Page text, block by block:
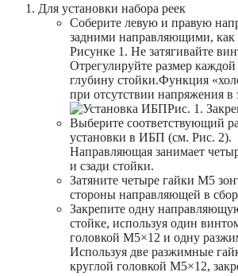
Для установки набора реек
Соберите левую и правую
задними направляющими, как
Рисунке 1. Не затягивайте
Отрегулируйте размер
глубину стойки.Функция
при отсутствии напряжения в
Рис. 1.
Выберите соответствующий
установки в ИБП (см. Рис. 2).
Направляющая занимает
и сзади стойки.
Затяните четыре гайки M5
стороны направляющей в
Закрепите одну
стойке, используя один
головкой M5×12 и одну
Используя две разжимные
круглой головкой M5×12,